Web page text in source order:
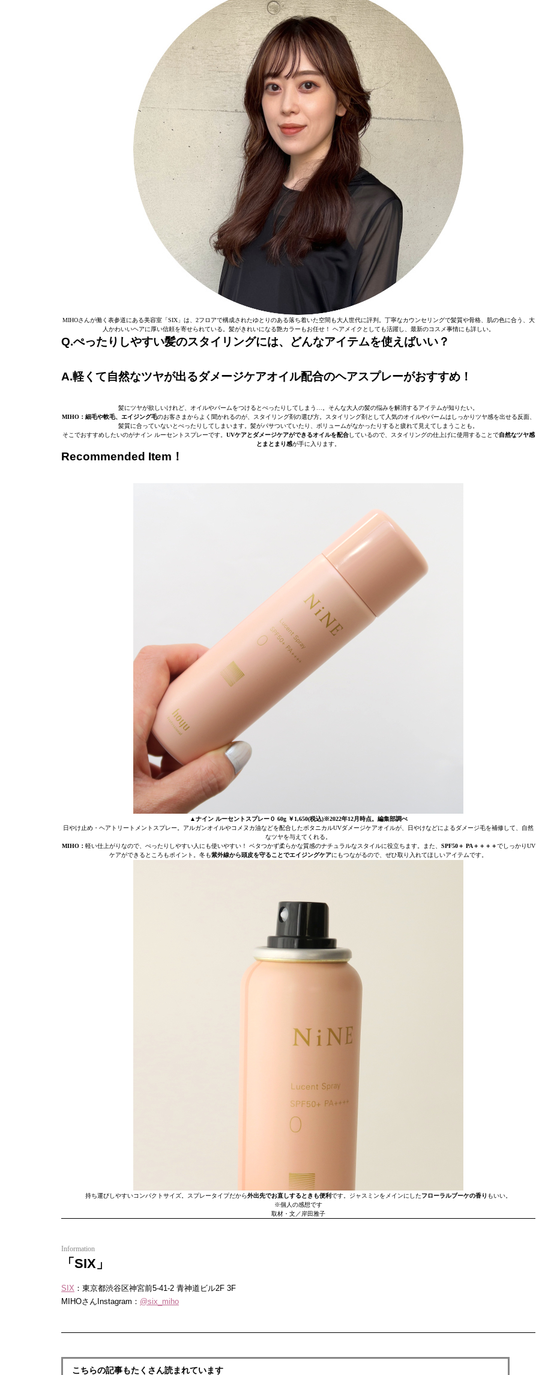
MIHOさんが働く表参道にある美容室「SIX」は、2フロアで構成されたゆとりのある落ち着いた空間も大人世代に評判。丁寧なカウンセリングで髪質や骨格、肌の色に合う、大
人かわいいヘアに厚い信頼を寄せられている。髪がきれいになる艶カラーもお任せ！ ヘアメイクとしても活躍し、最新のコスメ事情にも詳しい。
Q.ぺったりしやすい髪のスタイリングには、どんなアイテムを使えばいい？
A.軽くて自然なツヤが出るダメージケアオイル配合のヘアスプレーがおすすめ！
髪にツヤが欲しいけれど、オイルやバームをつけるとぺったりしてしまう…。そんな大人の髪の悩みを解消するアイテムが知りたい。
MIHO：細毛や軟毛、エイジング毛のお客さまからよく聞かれるのが、スタイリング剤の選び方。スタイリング剤として人気のオイルやバームはしっかりツヤ感を出せる反面、
髪質に合っていないとぺったりしてしまいます。髪がパサついていたり、ボリュームがなかったりすると疲れて見えてしまうことも。
そこでおすすめしたいのがナイン ルーセントスプレーです。 UVケアとダメージケアができるオイルを配合しているので、スタイリングの仕上げに使用することで自然なツヤ感
とまとまり感が手に入ります。
Recommended Item！
▲ナイン ルーセントスプレー０ 60g ￥1,650(税込)※2022年12月時点。編集部調べ
日やけ止め・ヘアトリートメントスプレー。アルガンオイルやコメヌカ油などを配合したボタニカルUVダメージケアオイルが、日やけなどによるダメージ毛を補修して、自然
なツヤを与えてくれる。
MIHO： 軽い仕上がりなので、ぺったりしやすい人にも使いやすい！ ベタつかず柔らかな質感のナチュラルなスタイルに役立ちます。また、 SPF50＋ PA＋＋＋＋でしっかりUV
ケアができるところもポイント。冬も紫外線から頭皮を守ることでエイジングケアにもつながるので、ぜひ取り入れてほしいアイテムです。
持ち運びしやすいコンパクトサイズ。スプレータイプだから外出先でお直しするときも便利です。ジャスミンをメインにしたフローラルブーケの香り もいい。
※個人の感想です
取材・文／岸田雅子
Information
「SIX」
SIX ：東京都渋谷区神宮前5-41-2 青神道ビル2F 3F
MIHOさんInstagram： @six_miho
こちらの記事もたくさん読まれています